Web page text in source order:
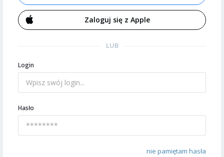
Zaloguj się z Apple
LUB
Login
Hasło
nie pamiętam hasła